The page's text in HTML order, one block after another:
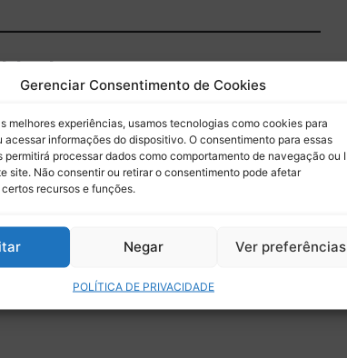
Gerenciar Consentimento de Cookies
melhores experiências, usamos tecnologias como cookies para
acessar informações do dispositivo. O consentimento para essas
permitirá processar dados como comportamento de navegação ou
site. Não consentir ou retirar o consentimento pode afetar
recursos e funções.
Negar Ver preferências
POLÍTICA DE PRIVACIDADE
Assinar